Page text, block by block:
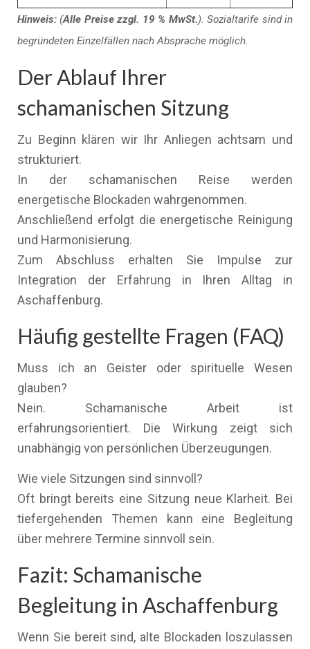
Hinweis: (Alle Preise zzgl. 19 % MwSt.). Sozialtarife sind in
begründeten Einzelfällen nach Absprache möglich.
Der Ablauf Ihrer
schamanischen Sitzung
Zu Beginn klären wir Ihr Anliegen achtsam und
strukturiert.
In der schamanischen Reise werden
energetische Blockaden wahrgenommen.
Anschließend erfolgt die energetische Reinigung
und Harmonisierung.
Zum Abschluss erhalten Sie Impulse zur
Integration der Erfahrung in Ihren Alltag in
Aschaffenburg.
Häufig gestellte Fragen (FAQ)
Muss ich an Geister oder spirituelle Wesen
glauben?
Nein. Schamanische Arbeit ist
erfahrungsorientiert. Die Wirkung zeigt sich
unabhängig von persönlichen Überzeugungen.
Wie viele Sitzungen sind sinnvoll?
Oft bringt bereits eine Sitzung neue Klarheit. Bei
tiefergehenden Themen kann eine Begleitung
über mehrere Termine sinnvoll sein.
Fazit: Schamanische
Begleitung in Aschaffenburg
Wenn Sie bereit sind, alte Blockaden loszulassen